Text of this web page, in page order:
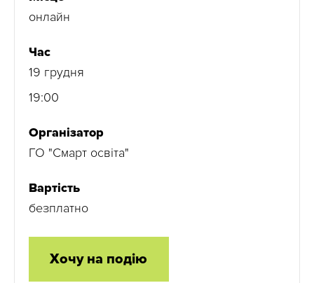
онлайн
Час
19 грудня
19:00
Організатор
ГО "Смарт освіта"
Вартість
безплатно
Хочу на подію